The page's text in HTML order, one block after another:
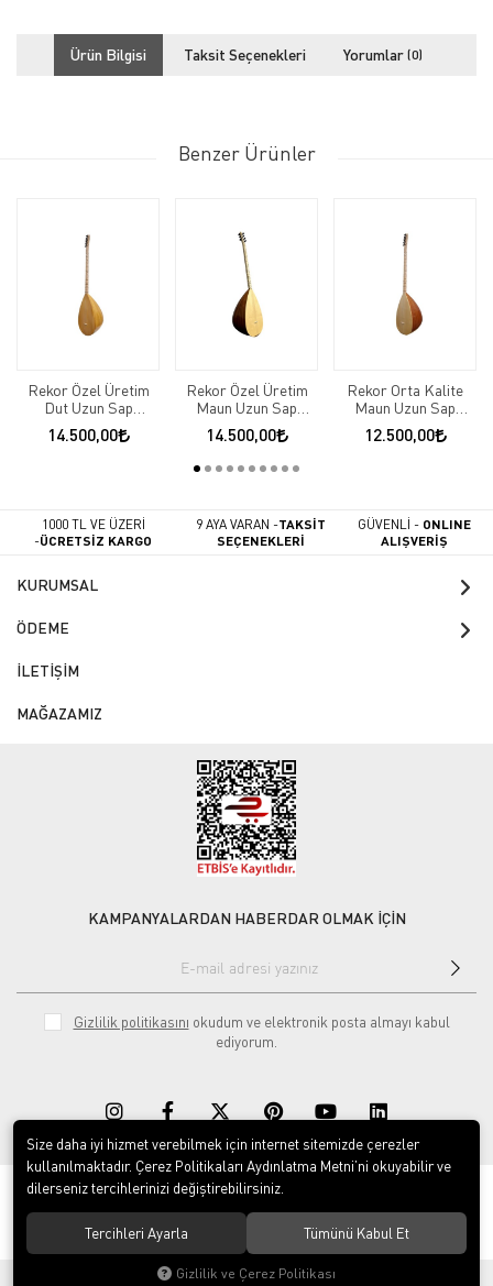
Ürün Bilgisi Taksit Seçenekleri Yorumlar (0)
Benzer Ürünler
Rekor Özel Üretim
Dut Uzun Sap
Bağlama
14.500,00
Rekor Özel Üretim
Maun Uzun Sap
Bağlama
14.500,00
Rekor Orta Kalite
Maun Uzun Sap
Bağlama
12.500,00
1000 TL VE ÜZERİ
-ÜCRETSİZ KARGO
9 AYA VARAN -TAKSİT
SEÇENEKLERİ
GÜVENLİ - ONLINE
ALIŞVERİŞ
KURUMSAL
ÖDEME
İLETİŞİM
MAĞAZAMIZ
KAMPANYALARDAN HABERDAR OLMAK İÇİN
Gizlilik politikasını okudum ve elektronik posta almayı kabul
ediyorum.
© 2020Rekor Müzik. Tüm hakları saklıdır.
Yeni Nesil E-Ticaret Sistemleri ile Hazırlanmıştır.
Size daha iyi hizmet verebilmek için internet sitemizde çerezler
kullanılmaktadır. Çerez Politikaları Aydınlatma Metni’ni okuyabilir ve
dilerseniz tercihlerinizi değiştirebilirsiniz.
Tercihleri Ayarla Tümünü Kabul Et
Gizlilik ve Çerez Politikası